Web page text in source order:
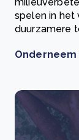
spelen in het
duurzamere